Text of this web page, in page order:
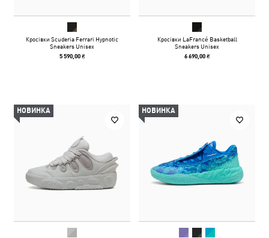
Кросівки Scuderia Ferrari Hypnotic
Sneakers Unisex
5 590,00 ₴
Кросівки LaFrancé Basketball
Sneakers Unisex
6 690,00 ₴
НОВИНКА НОВИНКА